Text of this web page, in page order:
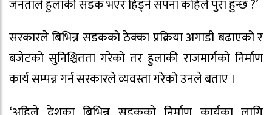
जनताले हुलाकी सडक भएर हिड्ने सपना कहिले पुरा हुन्छ ?’
सरकारले बिभिन्न सडकको ठेक्का प्रक्रिया अगाडी बढाएको र
बजेटको सुनिश्चितता गरेको तर हुलाकी राजमार्गको निर्माण
कार्य सम्पन्न गर्न सरकारले व्यवस्ता गरेको उनले बताए ।